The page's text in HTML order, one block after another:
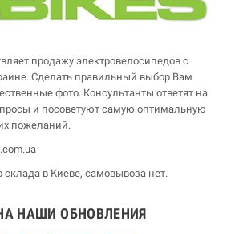
продажу электровелосипедов с
Сделать правильный выбор Вам
фото. Консультанты ответят на
и посоветуют самую оптимальную
пожеланий.
склада в Киеве, самовывоза нет.
НАШИ ОБНОВЛЕНИЯ